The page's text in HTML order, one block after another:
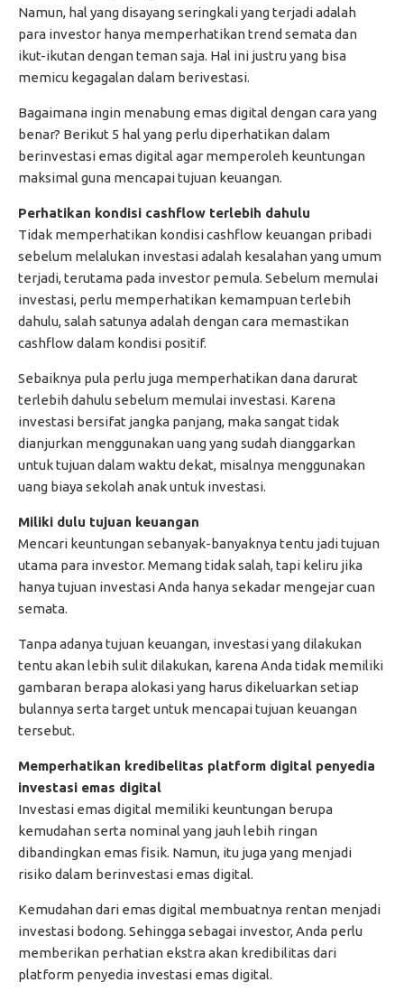
Namun, hal yang disayang seringkali yang terjadi adalah
para investor hanya memperhatikan trend semata dan
ikut-ikutan dengan teman saja. Hal ini justru yang bisa
memicu kegagalan dalam berivestasi.
Bagaimana ingin menabung emas digital dengan cara yang
benar? Berikut 5 hal yang perlu diperhatikan dalam
berinvestasi emas digital agar memperoleh keuntungan
maksimal guna mencapai tujuan keuangan.
Perhatikan kondisi cashflow terlebih dahulu
Tidak memperhatikan kondisi cashflow keuangan pribadi
sebelum melalukan investasi adalah kesalahan yang umum
terjadi, terutama pada investor pemula. Sebelum memulai
investasi, perlu memperhatikan kemampuan terlebih
dahulu, salah satunya adalah dengan cara memastikan
cashflow dalam kondisi positif.
Sebaiknya pula perlu juga memperhatikan dana darurat
terlebih dahulu sebelum memulai investasi. Karena
investasi bersifat jangka panjang, maka sangat tidak
dianjurkan menggunakan uang yang sudah dianggarkan
untuk tujuan dalam waktu dekat, misalnya menggunakan
uang biaya sekolah anak untuk investasi.
Miliki dulu tujuan keuangan
Mencari keuntungan sebanyak-banyaknya tentu jadi tujuan
utama para investor. Memang tidak salah, tapi keliru jika
hanya tujuan investasi Anda hanya sekadar mengejar cuan
semata.
Tanpa adanya tujuan keuangan, investasi yang dilakukan
tentu akan lebih sulit dilakukan, karena Anda tidak memiliki
gambaran berapa alokasi yang harus dikeluarkan setiap
bulannya serta target untuk mencapai tujuan keuangan
tersebut.
Memperhatikan kredibelitas platform digital penyedia
investasi emas digital
Investasi emas digital memiliki keuntungan berupa
kemudahan serta nominal yang jauh lebih ringan
dibandingkan emas fisik. Namun, itu juga yang menjadi
risiko dalam berinvestasi emas digital.
Kemudahan dari emas digital membuatnya rentan menjadi
investasi bodong. Sehingga sebagai investor, Anda perlu
memberikan perhatian ekstra akan kredibilitas dari
platform penyedia investasi emas digital.